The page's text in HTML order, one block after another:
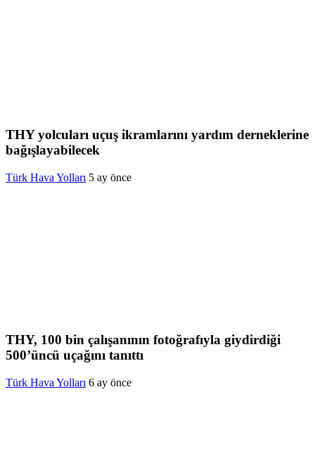
THY yolcuları uçuş ikramlarını yardım derneklerine
bağışlayabilecek
Türk Hava Yolları 5 ay önce
THY, 100 bin çalışanının fotoğrafıyla giydirdiği
500’üncü uçağını tanıttı
Türk Hava Yolları 6 ay önce